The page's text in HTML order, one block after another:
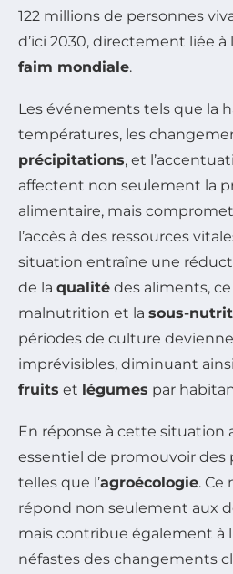
122 millions de personnes
d’ici 2030, directement liée
faim mondiale.
Les événements tels que la
températures, les
précipitations, et
affectent non seulement la
alimentaire, mais
l’accès à des ressources
situation entraîne une
de la qualité des aliments,
malnutrition et la sous-
périodes de culture
imprévisibles, diminuant
fruits et légumes par
En réponse à cette situation
essentiel de promouvoir des
telles que l’agroécologie. Ce
répond non seulement aux
mais contribue également à
néfastes des changements